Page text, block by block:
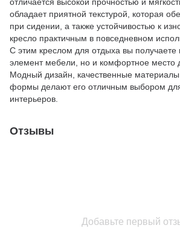
обладает приятной текстурой, которая
при сидении, а также устойчивостью к
кресло практичным в повседневном
С этим креслом для отдыха вы получаете
элемент мебели, но и комфортное место
Модный дизайн, качественные
формы делают его отличным выбором
интерьеров.
Отзывы
Добавьте первый